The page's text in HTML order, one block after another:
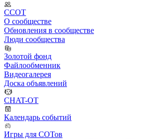
ССОТ
О сообществе
Обновления в сообществе
Люди сообщества
Золотой фонд
Файлообменник
Видеогалерея
Доска объявлений
CHAT-OT
Календарь событий
Игры для СОТов